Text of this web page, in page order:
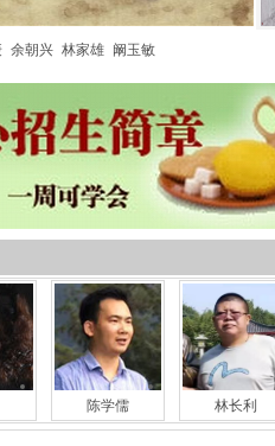
余朝兴 林家雄 阚玉敏
陈学儒 林长利